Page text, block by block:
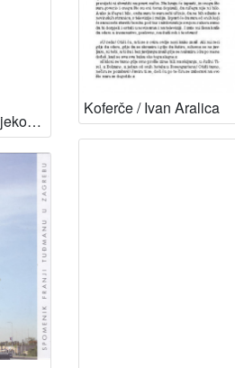
Knjiga gorkog prijekora / Ivan Aralica ; pogovor Ivica Matičević
Koferče / Ivan Aralica